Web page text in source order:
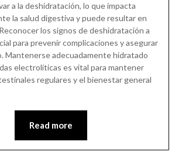
a la deshidratación, lo que impacta
la salud digestiva y puede resultar en
los signos de deshidratación a
para prevenir complicaciones y asegurar
Mantenerse adecuadamente hidratado
electrolíticas es vital para mantener
regulares y el bienestar general
Read more